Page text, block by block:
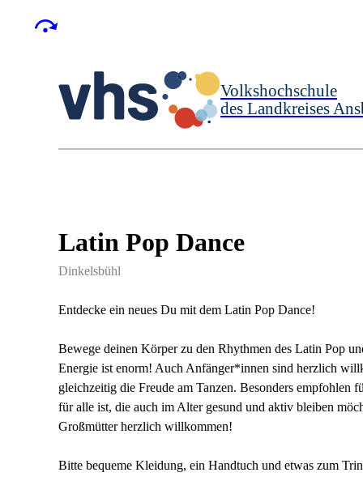
Volkshochschule
des Landkreises
Latin Pop Dance
Dinkelsbühl
Entdecke ein neues Du mit dem Latin Pop Dance!
Bewege deinen Körper zu den Rhythmen des Latin Pop
Energie ist enorm! Auch Anfänger*innen sind herzlich
gleichzeitig die Freude am Tanzen. Besonders empfohlen
für alle ist, die auch im Alter gesund und aktiv bleiben
Großmütter herzlich willkommen!
Bitte bequeme Kleidung, ein Handtuch und etwas zum